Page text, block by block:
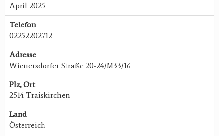
April 2025
Telefon
02252202712
Adresse
Wienersdorfer Straße 20-24/M33/16
Plz, Ort
2514 Traiskirchen
Land
Österreich